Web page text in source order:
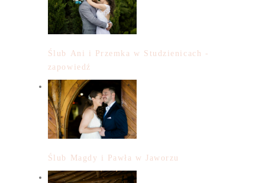
Ślub Ani i Przemka w Studzienicach -
zapowiedź
Ślub Magdy i Pawła w Jaworzu